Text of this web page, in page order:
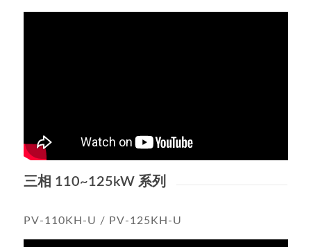
三相 110~125kW 系列
PV-110KH-U / PV-125KH-U